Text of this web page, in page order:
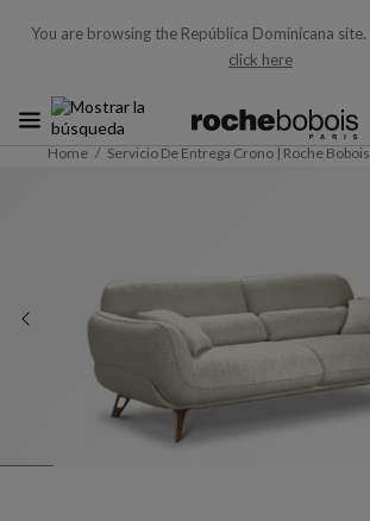
You are browsing the República Dominicana site.
click here
Home Servicio De Entrega Crono | Roche Bobois